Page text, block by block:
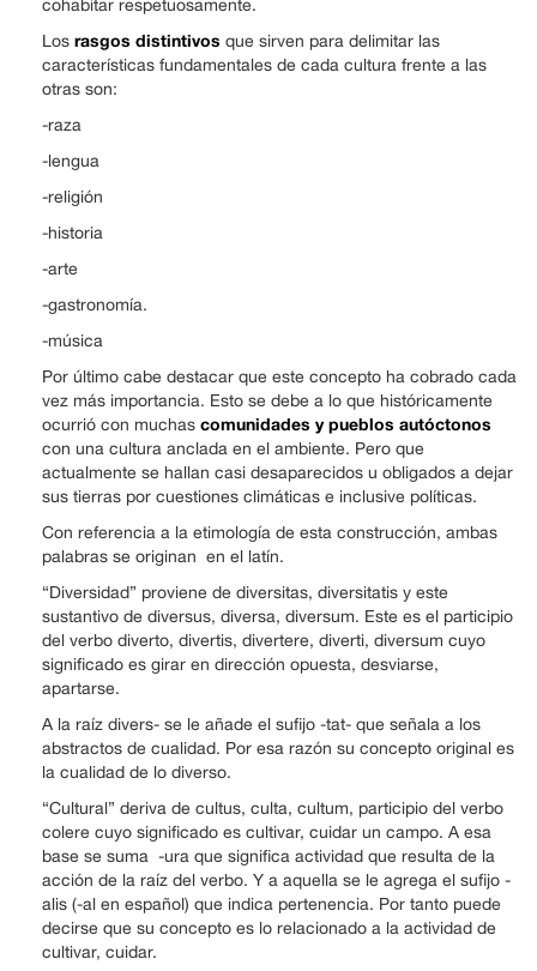
cohabitar respetuosamente.
Los rasgos distintivos que sirven para delimitar las
características fundamentales de cada cultura frente a las
otras son:
-raza
-lengua
-religión
-historia
-arte
-gastronomía.
-música
Por último cabe destacar que este concepto ha cobrado cada
vez más importancia. Esto se debe a lo que históricamente
ocurrió con muchas comunidades y pueblos autóctonos
con una cultura anclada en el ambiente. Pero que
actualmente se hallan casi desaparecidos u obligados a dejar
sus tierras por cuestiones climáticas e inclusive políticas.
Con referencia a la etimología de esta construcción, ambas
palabras se originan en el latín.
“Diversidad” proviene de diversitas, diversitatis y este
sustantivo de diversus, diversa, diversum. Este es el participio
del verbo diverto, divertis, divertere, diverti, diversum cuyo
significado es girar en dirección opuesta, desviarse,
apartarse.
A la raíz divers- se le añade el sufijo -tat- que señala a los
abstractos de cualidad. Por esa razón su concepto original es
la cualidad de lo diverso.
“Cultural” deriva de cultus, culta, cultum, participio del verbo
colere cuyo significado es cultivar, cuidar un campo. A esa
base se suma -ura que significa actividad que resulta de la
acción de la raíz del verbo. Y a aquella se le agrega el sufijo -
alis (-al en español) que indica pertenencia. Por tanto puede
decirse que su concepto es lo relacionado a la actividad de
cultivar, cuidar.